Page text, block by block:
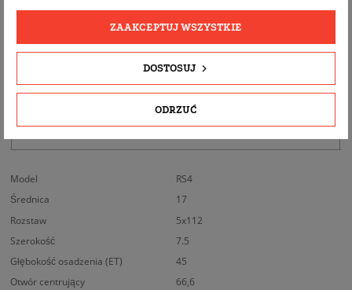
SZCZEGÓŁY PRODUKTU
DOPASOWANIE
Model
RS4
Średnica
17
Rozstaw
5x112
Szerokość
7.5
Głębokość osadzenia (ET)
45
Otwór centrujący
66,6
ODRZUĆ
DOSTOSUJ
ZAAKCEPTUJ WSZYSTKIE